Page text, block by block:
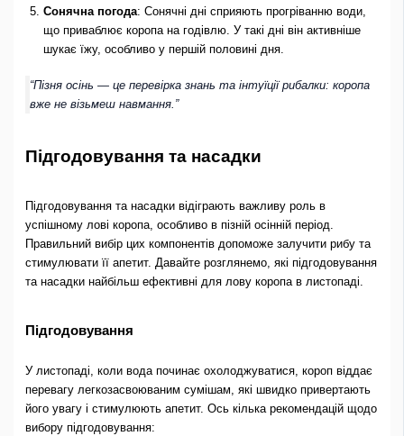
Сонячна погода: Сонячні дні сприяють прогріванню води,
що приваблює коропа на годівлю. У такі дні він активніше
шукає їжу, особливо у першій половині дня.
“Пізня осінь — це перевірка знань та інтуїції рибалки: коропа
вже не візьмеш навмання.”
Підгодовування та насадки
Підгодовування та насадки відіграють важливу роль в
успішному лові коропа, особливо в пізній осінній період.
Правильний вибір цих компонентів допоможе залучити рибу та
стимулювати її апетит. Давайте розглянемо, які підгодовування
та насадки найбільш ефективні для лову коропа в листопаді.
Підгодовування
У листопаді, коли вода починає охолоджуватися, короп віддає
перевагу легкозасвоюваним сумішам, які швидко привертають
його увагу і стимулюють апетит. Ось кілька рекомендацій щодо
вибору підгодовування: